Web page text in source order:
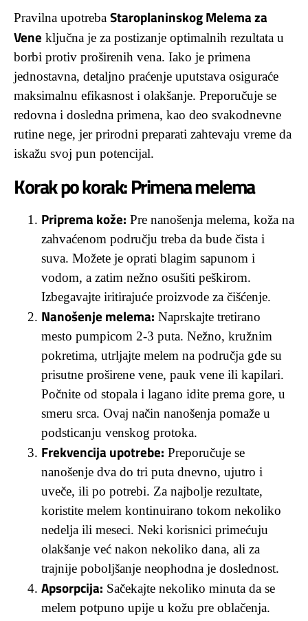
Pravilna upotreba Staroplaninskog Melema za
Vene ključna je za postizanje optimalnih rezultata u
borbi protiv proširenih vena. Iako je primena
jednostavna, detaljno praćenje uputstava osiguraće
maksimalnu efikasnost i olakšanje. Preporučuje se
redovna i dosledna primena, kao deo svakodnevne
rutine nege, jer prirodni preparati zahtevaju vreme da
iskažu svoj pun potencijal.
Korak po korak: Primena melema
Priprema kože: Pre nanošenja melema, koža na
zahvaćenom području treba da bude čista i
suva. Možete je oprati blagim sapunom i
vodom, a zatim nežno osušiti peškirom.
Izbegavajte iritirajuće proizvode za čišćenje.
Nanošenje melema: Naprskajte tretirano
mesto pumpicom 2-3 puta. Nežno, kružnim
pokretima, utrljajte melem na područja gde su
prisutne proširene vene, pauk vene ili kapilari.
Počnite od stopala i lagano idite prema gore, u
smeru srca. Ovaj način nanošenja pomaže u
podsticanju venskog protoka.
Frekvencija upotrebe: Preporučuje se
nanošenje dva do tri puta dnevno, ujutro i
uveče, ili po potrebi. Za najbolje rezultate,
koristite melem kontinuirano tokom nekoliko
nedelja ili meseci. Neki korisnici primećuju
olakšanje već nakon nekoliko dana, ali za
trajnije poboljšanje neophodna je doslednost.
Apsorpcija: Sačekajte nekoliko minuta da se
melem potpuno upije u kožu pre oblačenja.